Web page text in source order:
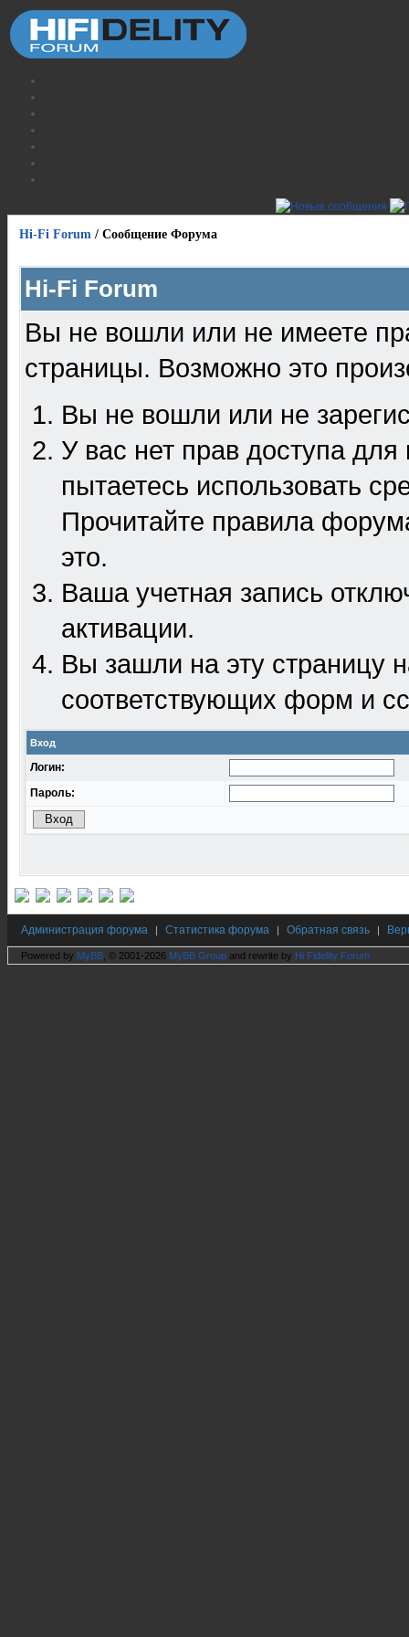
Hi-Fi Forum / Сообщение Форума
Hi-Fi Forum
Вы не вошли или не имеете
страницы. Возможно это
Вы не вошли или не
У вас нет прав доступа
пытаетесь использовать
Прочитайте правила
это.
Ваша учетная запись
активации.
Вы зашли на эту
соответствующих форм и
Вход
Логин:
Пароль:
Администрация форума | Статистика форума | Обратная связь |
Powered by MyBB , © 2001-2026 MyBB Group and rewrite by Hi Fidelity Forum